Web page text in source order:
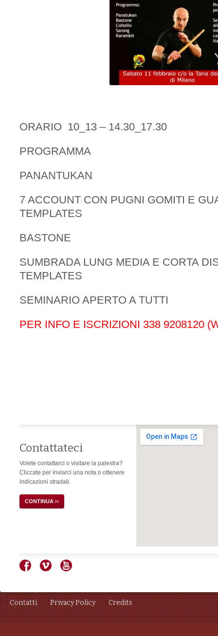
ORARIO 10_13 – 14.30_17.30
PROGRAMMA
PANANTUKAN
7 ACCOUNT CON PUGNI GOMITI E
TEMPLATES
BASTONE
SUMBRADA LUNG MEDIA E CORTA
TEMPLATES
SEMINARIO APERTO A TUTTI
PER INFO E ISCRIZIONI 338 9208120
Contattateci
Volete contattarci o visitare la palestra?
Cliccate per inviarci una nota o ottenere
indicazioni stradali.
CONTINUA ››
Contatti Privacy Policy Credits